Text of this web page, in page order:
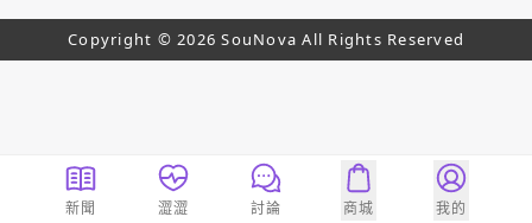
Copyright © 2026 SouNova All Rights Reserved
新聞 澀澀 討論 商城 我的